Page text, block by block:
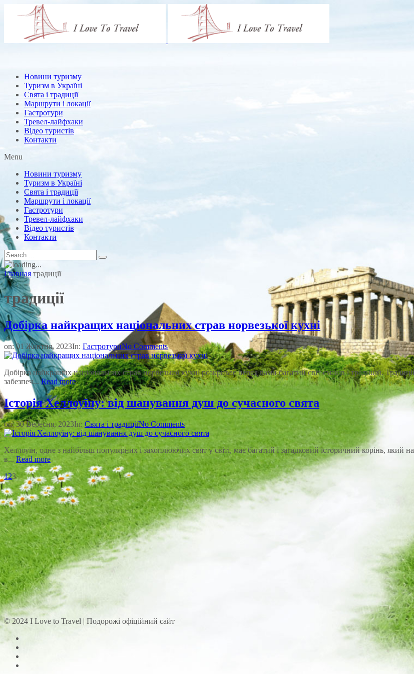
Новини туризму
Туризм в Україні
Свята і традиції
Маршрути і локації
Гастротури
Тревел-лайфхаки
Відео туристів
Контакти
Menu
Новини туризму
Туризм в Україні
Свята і традиції
Маршрути і локації
Гастротури
Тревел-лайфхаки
Відео туристів
Контакти
Главная традиції
традиції
Добірка найкращих національних страв норвезької кухні
on:01 Жовтня, 2023In: ГастротуриNo Comments
Добірка найкращих національних страв норвезької кухні розкриває перед вами багатий світ смаків і традицій.
забезпеч...Read more
Історія Хеллоуїну: від шанування душ до сучасного свята
on:30 Вересня, 2023In: Свята і традиціїNo Comments
Хеллоуїн, одне з найбільш популярних і захоплюючих свят у світі, має багатий і загадковий історичний корінь, який
в... Read more
123
© 2024 I Love to Travel | Подорожі офіційний сайт